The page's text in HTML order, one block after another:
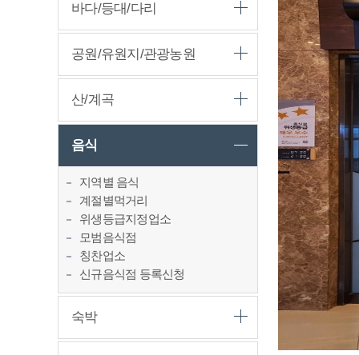
바다/등대/다리
공원/유원지/관광농원
산/계곡
음식
지역별 음식
계절별먹거리
위생등급지정업소
모범음식점
칭찬업소
신규음식점 등록신청
숙박